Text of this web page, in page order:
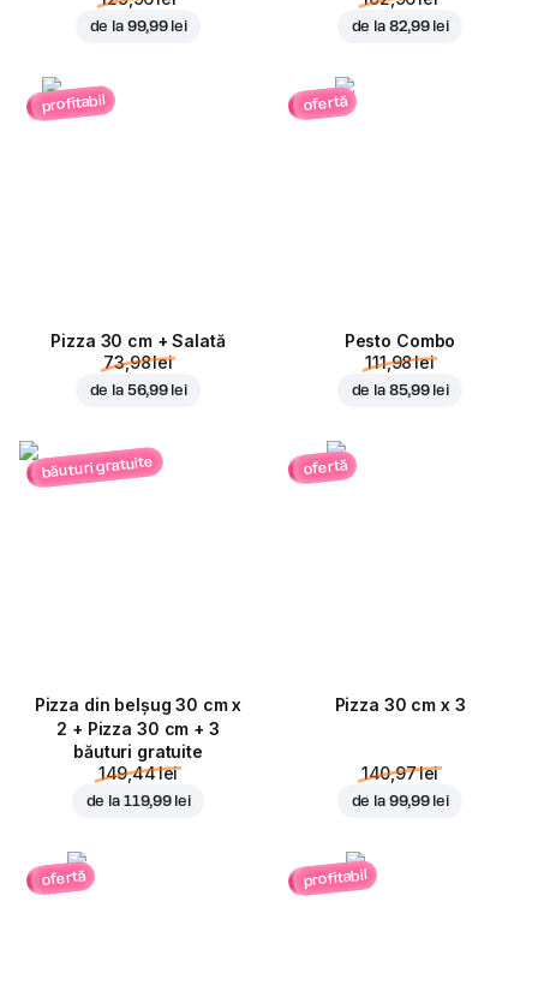
de la 99,99 lei de la 82,99 lei
profitabil
Pizza 30 cm + Salată
73,98 lei
de la 56,99 lei
ofertă
Pesto Combo
111,98 lei
de la 85,99 lei
băuturi gratuite
Pizza din belșug 30 cm x
2 + Pizza 30 cm + 3
băuturi gratuite
149,44 lei
de la 119,99 lei
ofertă
Pizza 30 cm x 3
140,97 lei
de la 99,99 lei
ofertă profitabil